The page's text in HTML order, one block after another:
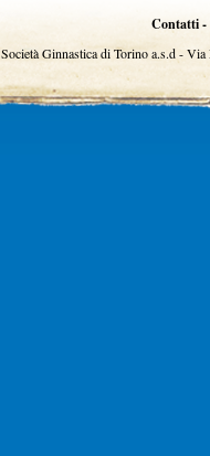
Contatti -
Società Ginnastica di Torino a.s.d -